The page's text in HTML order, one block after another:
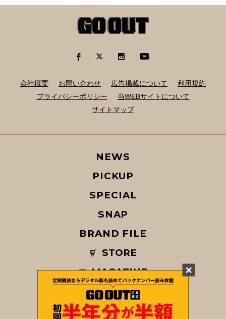
会社概要 お問い合わせ 広告掲載について
利用規約
プライバシーポリシー
当WEBサイトについて
サイトマップ
NEWS
PICKUP
SPECIAL
SNAP
BRAND FILE
STORE
MAGAZINE